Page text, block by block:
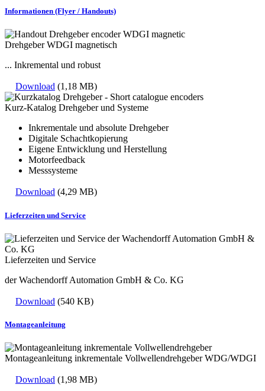
Informationen (Flyer / Handouts)
Drehgeber WDGI magnetisch
... Inkremental und robust
Download (1,18 MB)
Kurz-Katalog Drehgeber und Systeme
Inkrementale und absolute Drehgeber
Digitale Schachtkopierung
Eigene Entwicklung und Herstellung
Motorfeedback
Messsysteme
Download (4,29 MB)
Lieferzeiten und Service
Lieferzeiten und Service
der Wachendorff Automation GmbH & Co. KG
Download (540 KB)
Montageanleitung
Montageanleitung inkrementale Vollwellendrehgeber WDG/WDGI
Download (1,98 MB)